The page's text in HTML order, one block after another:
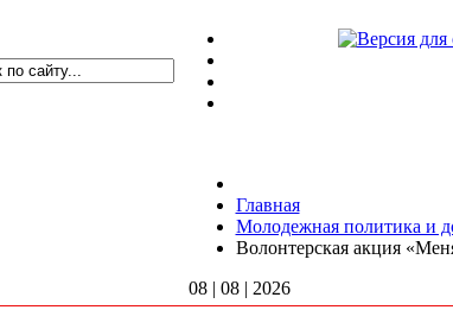
Главная
Молодежная политика и
Волонтерская акция
08 | 08 | 2026